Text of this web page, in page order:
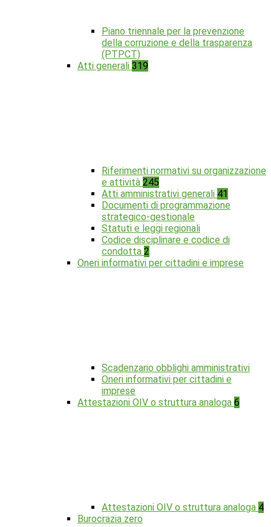
Piano triennale per la prevenzione
della corruzione e della trasparenza
(PTPCT)
Atti generali 319
Riferimenti normativi su organizzazione
e attività 245
Atti amministrativi generali 41
Documenti di programmazione
strategico-gestionale
Statuti e leggi regionali
Codice disciplinare e codice di
condotta 2
Oneri informativi per cittadini e imprese
Scadenzario obblighi amministrativi
Oneri informativi per cittadini e
imprese
Attestazioni OIV o struttura analoga 6
Attestazioni OIV o struttura analoga 4
Burocrazia zero